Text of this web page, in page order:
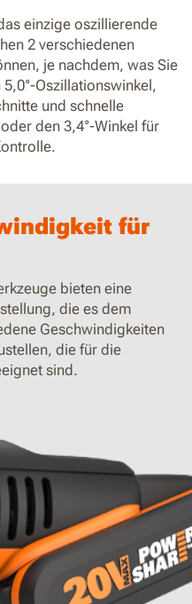
einzige oszillierende
2 verschiedenen
je nachdem, was Sie
Oszillationswinkel,
und schnelle
den 3,4°-Winkel für
für
bieten eine
die es dem
Geschwindigkeiten
die für die
sind.